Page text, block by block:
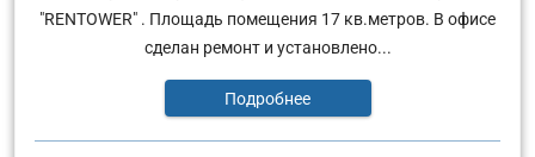
"RENTOWER" . Площадь помещения 17 кв.метров. В офисе
сделан ремонт и установлено...
Подробнее